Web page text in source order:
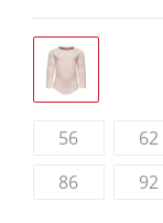
56 62
86
92